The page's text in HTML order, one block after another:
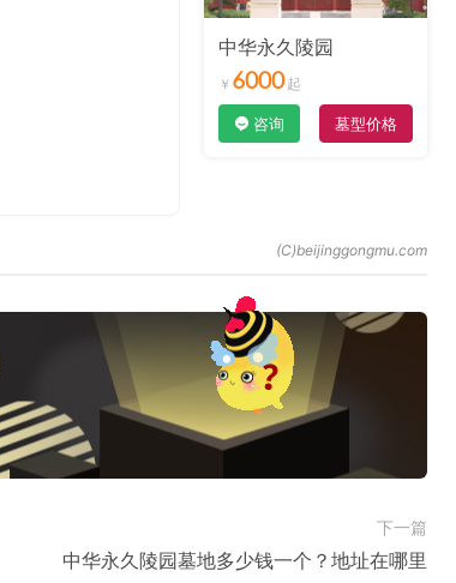
中华永久陵园
6000
咨询 墓型价格
下一篇
中华永久陵园墓地多少钱一个？地址在哪里